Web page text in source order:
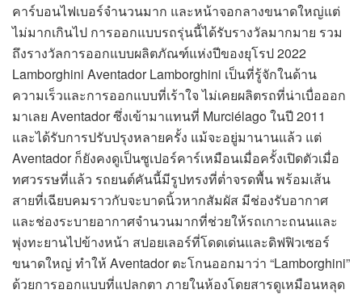
คาร์บอนไฟเบอร์จำนวนมาก และหน้าจอกลางขนาดใหญ่แต่
ไม่มากเกินไป การออกแบบรถรุ่นนี้ได้รับรางวัลมากมาย รวม
ถึงรางวัลการออกแบบผลิตภัณฑ์แห่งปีของยุโรป 2022
Lamborghini Aventador Lamborghini เป็นที่รู้จักในด้าน
ความเร็วและการออกแบบที่เร้าใจ ไม่เคยผลิตรถที่น่าเบื่อออก
มาเลย Aventador ซึ่งเข้ามาแทนที่ Murciélago ในปี 2011
และได้รับการปรับปรุงหลายครั้ง แม้จะอยู่มานานแล้ว แต่
Aventador ก็ยังคงดูเป็นซูเปอร์คาร์เหมือนเมื่อครั้งเปิดตัวเมื่อ
ทศวรรษที่แล้ว รถยนต์คันนี้มีรูปทรงที่ต่ำจรดพื้น พร้อมเส้น
สายที่เฉียบคมราวกับจะบาดนิ้วหากสัมผัส มีช่องรับอากาศ
และช่องระบายอากาศจำนวนมากที่ช่วยให้รถเกาะถนนและ
พุ่งทะยานไปข้างหน้า สปอยเลอร์ที่โดดเด่นและดิฟฟิวเซอร์
ขนาดใหญ่ ทำให้ Aventador ตะโกนออกมาว่า “Lamborghini”
ด้วยการออกแบบที่แปลกตา ภายในห้องโดยสารดูเหมือนหลุด